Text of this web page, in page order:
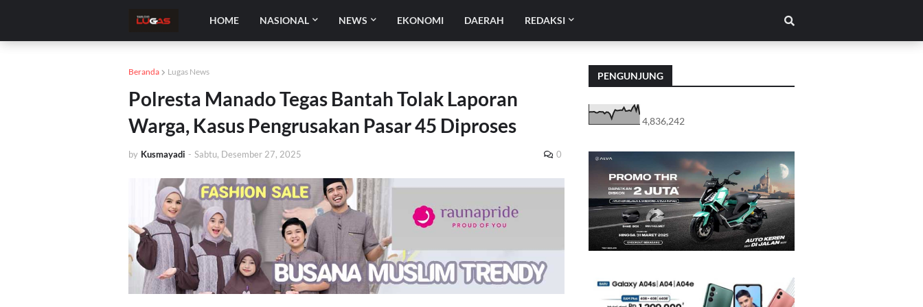
HOME NASIONAL NEWS EKONOMI DAERAH REDAKSI
Beranda Lugas News
Polresta Manado Tegas Bantah Tolak Laporan
Warga, Kasus Pengrusakan Pasar 45 Diproses
by Kusmayadi - Sabtu, Desember 27, 2025 0
PENGUNJUNG
4,836,242